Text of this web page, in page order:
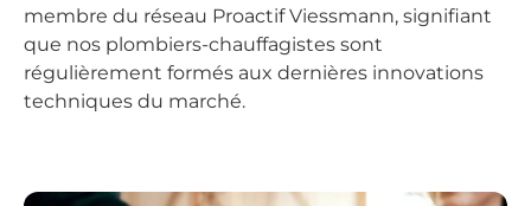
membre du réseau Proactif Viessmann, signifiant
que nos plombiers-chauffagistes sont
régulièrement formés aux dernières innovations
techniques du marché.